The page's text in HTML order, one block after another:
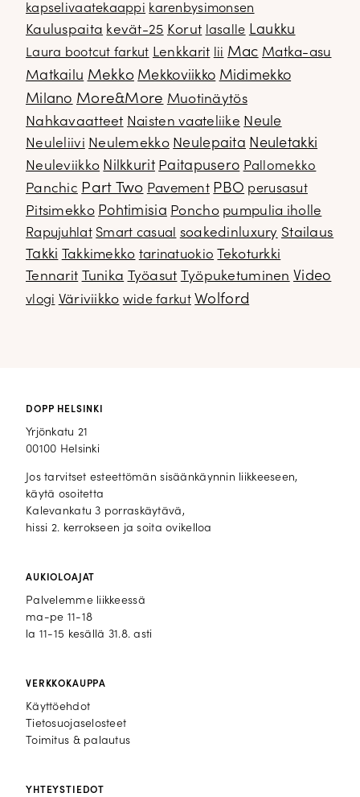
kapselivaatekaappi karenbysimonsen
Kauluspaita kevät-25 Korut lasalle Laukku
Laura bootcut farkut Lenkkarit lii Mac Matka-asu
Matkailu Mekko Mekkoviikko Midimekko
Milano More&More Muotinäytös
Nahkavaatteet Naisten vaateliike Neule
Neuleliivi Neulemekko Neulepaita Neuletakki
Neuleviikko Nilkkurit Paitapusero Pallomekko
Panchic Part Two Pavement PBO perusasut
Pitsimekko Pohtimisia Poncho pumpulia iholle
Rapujuhlat Smart casual soakedinluxury Stailaus
Takki
Takkimekko tarinatuokio
Tekoturkki
Tennarit
Tunika Työasut Työpuketuminen Video
vlogi Väriviikko wide farkut Wolford
DOPP HELSINKI
Yrjönkatu 21
00100 Helsinki
Jos tarvitset esteettömän sisäänkäynnin liikkeeseen,
käytä osoitetta
Kalevankatu 3 porraskäytävä,
hissi 2. kerrokseen ja soita ovikelloa
AUKIOLOAJAT
Palvelemme liikkeessä
ma-pe 11-18
la 11-15 kesällä 31.8. asti
VERKKOKAUPPA
Käyttöehdot
Tietosuojaselosteet
Toimitus & palautus
YHTEYSTIEDOT